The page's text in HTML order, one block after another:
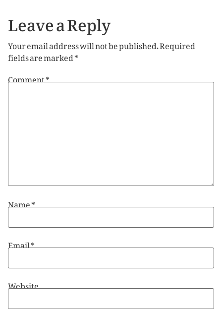
Leave a Reply
Your email address will not be published.Required
fields are marked*
Comment*
Name*
Email*
Website